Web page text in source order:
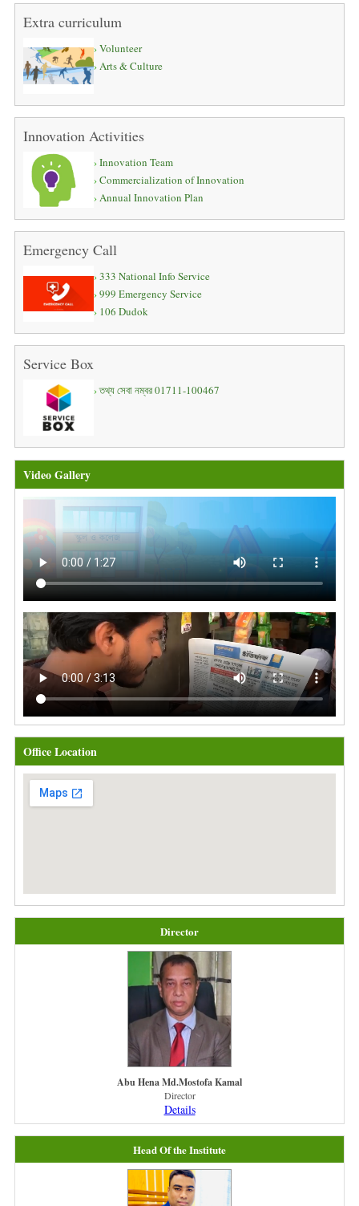
Extra curriculum
Volunteer
Arts & Culture
Innovation Activities
Innovation Team
Commercialization of Innovation
Annual Innovation Plan
Emergency Call
333 National Info Service
999 Emergency Service
106 Dudok
Service Box
তথ্য সেবা নম্বর 01711-100467
Video Gallery
Office Location
Director
Abu Hena Md.Mostofa Kamal
Director
Details
Head Of the Institute